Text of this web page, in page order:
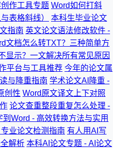
作工具专题 Word如何打斜
表格斜线）
本科生毕业论文
指南 英文论文语法修改软件 -
文档怎么转TXT？三种简单方
显示？一文解决所有常见原因
平台与工具推荐 今年的论文属
与降重指南 学术论文AI降重 -
创性 Word原文译文上下对照
论文查重整段重复怎么处理 -
到Word - 高效转换方法与实用
业论文检测指南 有人用AI写
解析 本科AI论文专题 - AI论文